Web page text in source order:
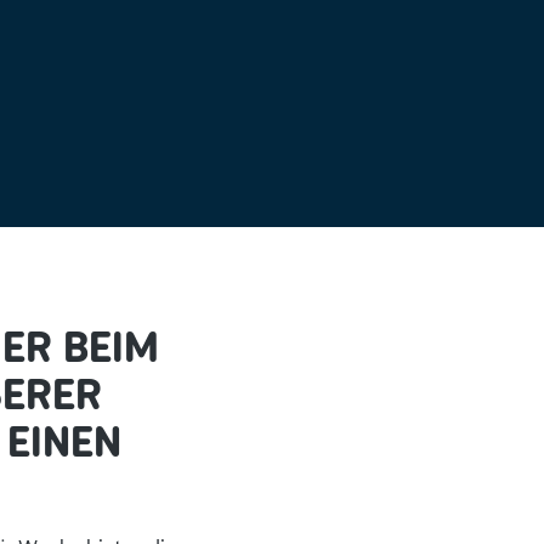
BEIM
V